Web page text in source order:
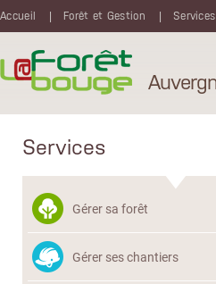
Accueil
Forêt et Gestion Services
Services
Gérer sa forêt
Gérer ses chantiers